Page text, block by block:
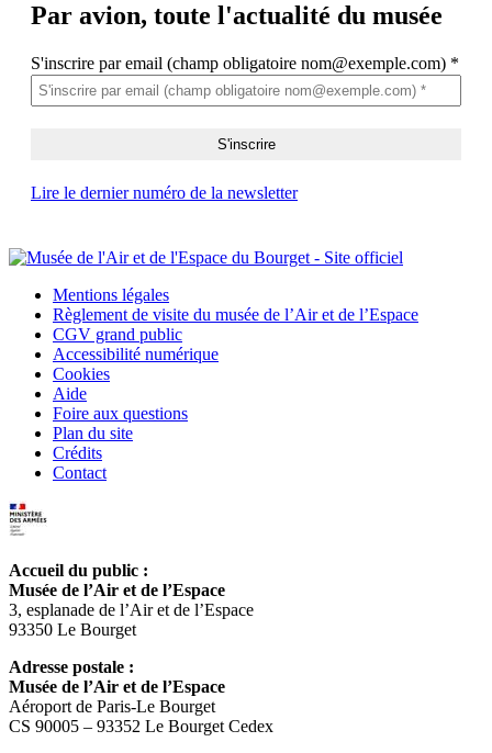
Par avion, toute l'actualité du musée
S'inscrire par email (champ obligatoire nom@exemple.com) *
Lire le dernier numéro de la newsletter
Mentions légales
Règlement de visite du musée de l’Air et de l’Espace
CGV grand public
Accessibilité numérique
Cookies
Aide
Foire aux questions
Plan du site
Crédits
Contact
Accueil du public :
Musée de l’Air et de l’Espace
3, esplanade de l’Air et de l’Espace
93350 Le Bourget
Adresse postale :
Musée de l’Air et de l’Espace
Aéroport de Paris-Le Bourget
CS 90005 – 93352 Le Bourget Cedex